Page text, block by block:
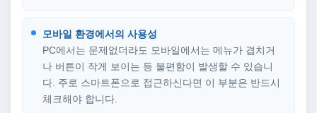
모바일 환경에서의 사용성
PC에서는 문제없더라도 모바일에서는 메뉴가 겹치거
나 버튼이 작게 보이는 등 불편함이 발생할 수 있습니
다. 주로 스마트폰으로 접근하신다면 이 부분은 반드시
체크해야 합니다.